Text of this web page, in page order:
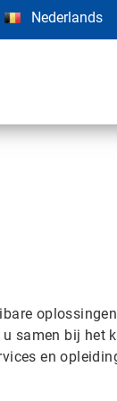
Nederlands
samen bij het
en